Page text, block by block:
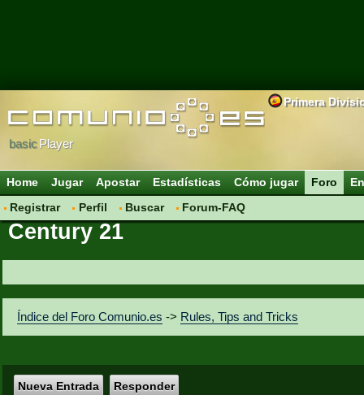
Primera
basicPlayer
Home Jugar Apostar Estadísticas Cómo jugar
Foro
Registrar
Perfil Buscar Forum-FAQ
Century 21
Índice del Foro Comunio.es -> Rules, Tips and Tricks
Nueva Entrada Responder